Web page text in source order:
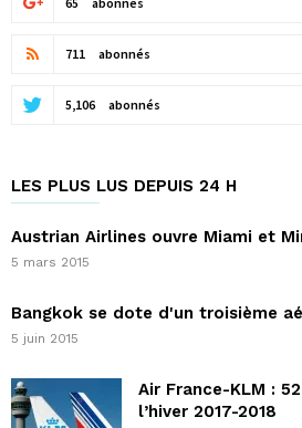
711 abonnés
5,106 abonnés
LES PLUS LUS DEPUIS 24 H
Austrian Airlines ouvre Miami et
5 mars 2015
Bangkok se dote d'un troisième
5 juin 2015
Air France-KLM :
l’hiver 2017-2018